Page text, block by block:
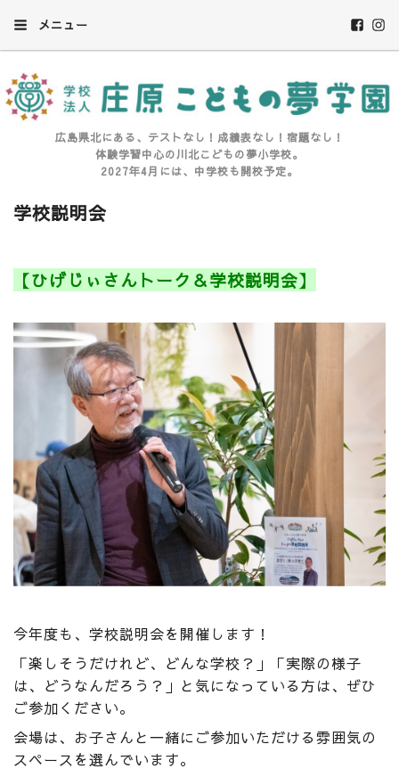
メニュー
広島県北にある、テストなし！成績表なし！宿題なし！
体験学習中心の川北こどもの夢小学校。
2027年4月には、中学校も開校予定。
学校説明会
【ひげじぃさんトーク＆学校説明会】
今年度も、学校説明会を開催します！
「楽しそうだけれど、どんな学校？」「実際の様子
は、どうなんだろう？」と気になっている方は、ぜひ
ご参加ください。
会場は、お子さんと一緒にご参加いただける雰囲気の
スペースを選んでいます。